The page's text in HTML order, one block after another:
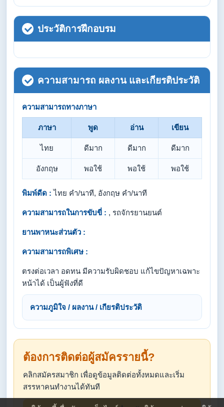
ประวัติการฝึกอบรม
ความสามารถ ผลงาน และเกียรติประวัติ
ความสามารถทางภาษา
ภาษา พูด อ่าน เขียน
ไทย ดีมาก ดีมาก ดีมาก
อังกฤษ พอใช้ พอใช้ พอใช้
พิมพ์ดีด : ไทย คำ/นาที, อังกฤษ คำ/นาที
ความสามารถในการขับขี่ : , รถจักรยานยนต์
ยานพาหนะส่วนตัว :
ความสามารถพิเศษ :
ตรงต่อเวลา อดทน มีความรับผิดชอบ แก้ไขปัญหาเฉพาะ
หน้าได้ เป็นผู้ฟังที่ดี
ความภูมิใจ / ผลงาน / เกียรติประวัติ
ต้องการติดต่อผู้สมัครรายนี้?
คลิกสมัครสมาชิก เพื่อดูข้อมูลติดต่อทั้งหมดและเริ่ม
สรรหาคนทำงานได้ทันที